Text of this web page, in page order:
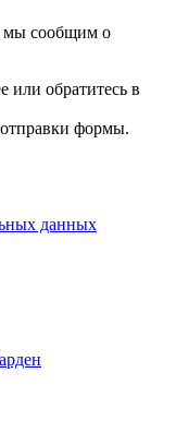
мы сообщим о
или обратитесь в
формы.
данных